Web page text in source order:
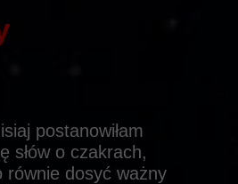
postanowiłam
słów o czakrach,
równie dosyć ważny